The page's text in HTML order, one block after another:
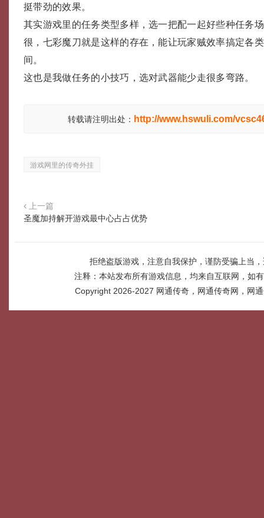
挺带劲的效果。
其实游戏里的任务类型多样，选一把配一起好些种任务
很，七彩魔刀就是这样的存在，能让玩家贼效率搞定各
间。
这也是我做任务的小技巧，选对武器能少走很多弯路。
转载请注明出处： http://www.hswuli.com/
游戏网里的传奇外挂
上一篇
圣魔加持解开游戏最中心占占优势
拒绝盗版游戏，注意自我保护，谨防受骗上当
注释：本站发布所有游戏信息，均来自互联网，如
Copyright 2026-2027 网通传奇，网通传奇网，网